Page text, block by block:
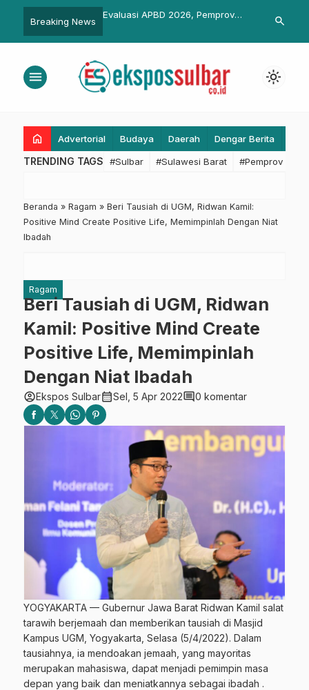
Breaking News
Nyata
Pemkesra Sulbar Sukses Gelar
Agama, Gubernur SDK: Inilah
Evaluasi
Lakukan
search
menu light_mode
home Advertorial Budaya Daerah Dengar Berita
TRENDING TAGS #Sulbar #Sulawesi Barat #Pemprov
Beranda » Ragam » Beri Tausiah di UGM, Ridwan Kamil:
Positive Mind Create Positive Life, Memimpinlah Dengan Niat
Ibadah
Ragam
Beri Tausiah di UGM, Ridwan
Kamil: Positive Mind Create
Positive Life, Memimpinlah
Dengan Niat Ibadah
account_circleEkspos Sulbarcalendar_monthSel, 5 Apr 2022comment0 komentar
YOGYAKARTA — Gubernur Jawa Barat Ridwan Kamil salat
tarawih berjemaah dan memberikan tausiah di Masjid
Kampus UGM, Yogyakarta, Selasa (5/4/2022). Dalam
tausiahnya, ia mendoakan jemaah, yang mayoritas
merupakan mahasiswa, dapat menjadi pemimpin masa
depan yang baik dan meniatkannya sebagai ibadah .